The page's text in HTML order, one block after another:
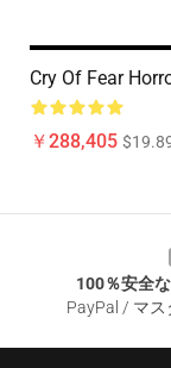
Cry Of Fear
￥288,405
100％安全
PayPal / マ